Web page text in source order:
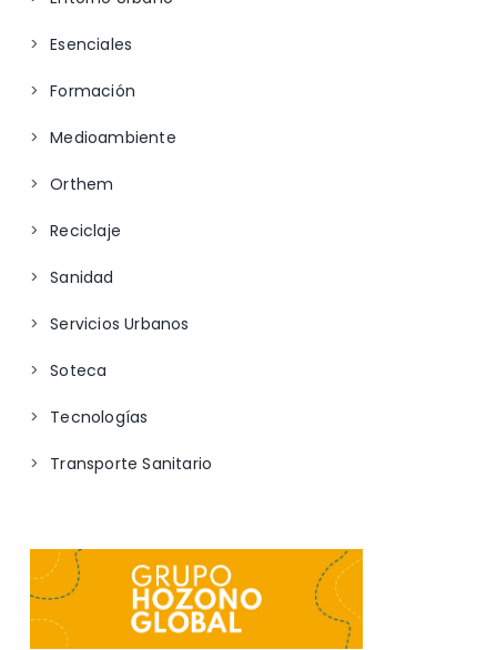
Esenciales
Formación
Medioambiente
Orthem
Reciclaje
Sanidad
Servicios Urbanos
Soteca
Tecnologías
Transporte Sanitario